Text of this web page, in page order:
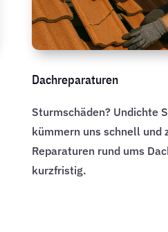
Dachreparaturen
Sturmschäden? Undichte
kümmern uns schnell und
Reparaturen rund ums
kurzfristig.